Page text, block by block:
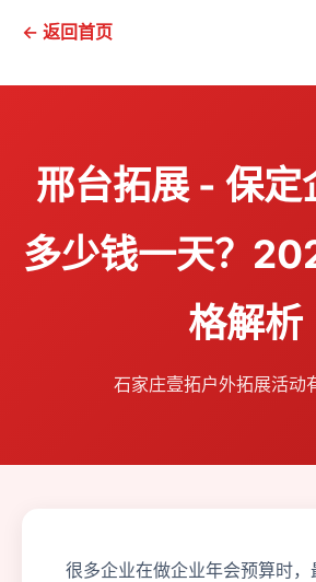
← 返回首页
邢台拓展 - 保定
多少钱一天？
格解析
石家庄壹拓户外拓展活动
很多企业在做企业年会预算时，